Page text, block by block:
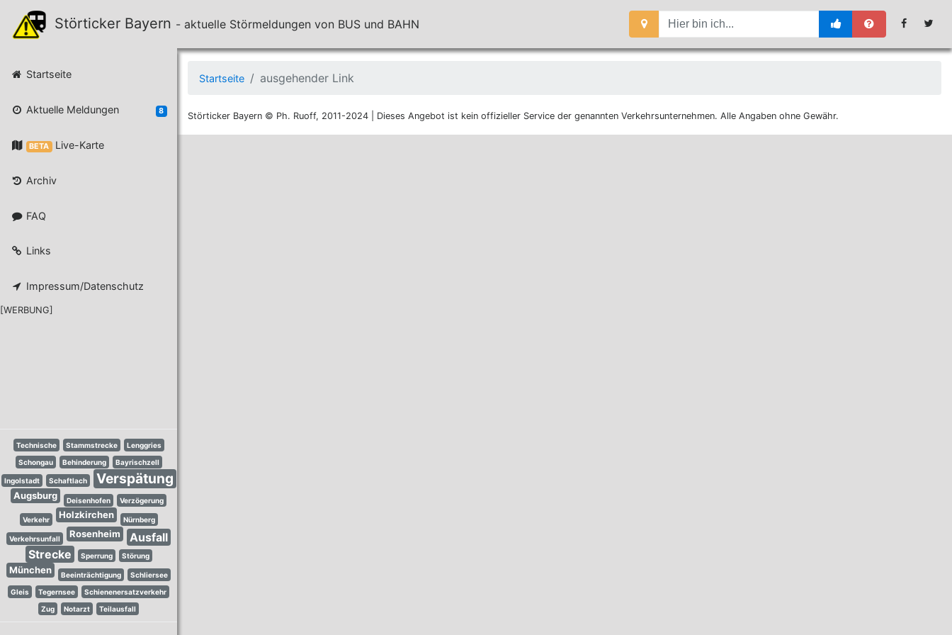
Störticker Bayern - aktuelle Störmeldungen von BUS und BAHN
Startseite
Aktuelle Meldungen 8
BETA Live-Karte
Archiv
FAQ
Links
Impressum/Datenschutz
[WERBUNG]
Technische Stammstrecke
Lenggries
Schongau
Behinderung Bayrischzell
Ingolstadt Schaftlach Verspätung
Augsburg Deisenhofen Verzögerung
Verkehr Holzkirchen Nürnberg
Verkehrsunfall Rosenheim
Ausfall
Strecke
Sperrung Störung
München Beeinträchtigung
Schliersee
Gleis
Tegernsee
Schienenersatzverkehr
Zug
Notarzt Teilausfall
Startseite ausgehender Link
Störticker Bayern © Ph. Ruoff, 2011-2024 | Dieses Angebot ist kein offizieller Service der genannten Verkehrsunternehmen. Alle Angaben ohne Gewähr.